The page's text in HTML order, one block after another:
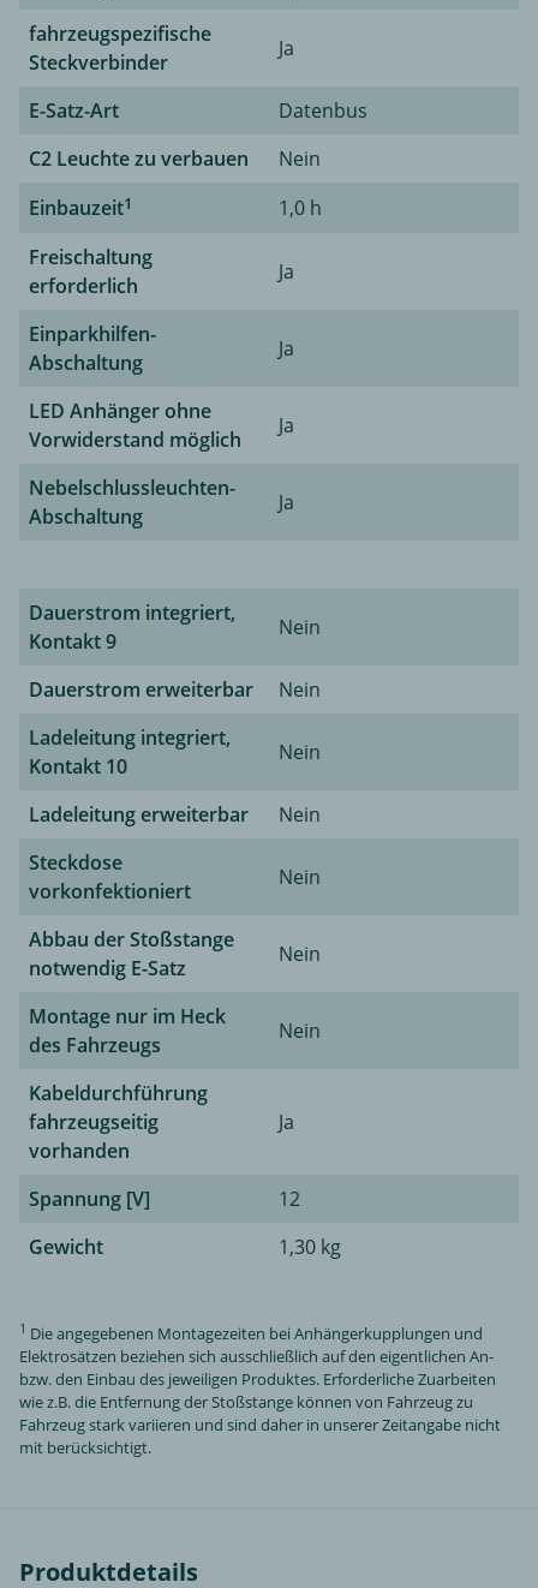
fahrzeugspezifische
Steckverbinder
Ja
E-Satz-Art
Datenbus
C2 Leuchte zu verbauen
Nein
Einbauzeit1
1,0 h
Freischaltung
erforderlich
Ja
Einparkhilfen-
Abschaltung
Ja
LED Anhänger ohne
Vorwiderstand möglich
Ja
Nebelschlussleuchten-
Abschaltung
Ja
Dauerstrom integriert,
Kontakt 9
Nein
Dauerstrom erweiterbar
Nein
Ladeleitung integriert,
Kontakt 10
Nein
Ladeleitung erweiterbar
Nein
Steckdose
vorkonfektioniert
Nein
Abbau der Stoßstange
notwendig E-Satz
Nein
Montage nur im Heck
des Fahrzeugs
Nein
Kabeldurchführung
fahrzeugseitig
vorhanden
Ja
Spannung [V]
12
Gewicht
1,30 kg
1 Die angegebenen Montagezeiten bei Anhängerkupplungen und
Elektrosätzen beziehen sich ausschließlich auf den eigentlichen An-
bzw. den Einbau des jeweiligen Produktes. Erforderliche Zuarbeiten
wie z.B. die Entfernung der Stoßstange können von Fahrzeug zu
Fahrzeug stark variieren und sind daher in unserer Zeitangabe nicht
mit berücksichtigt.
Produktdetails